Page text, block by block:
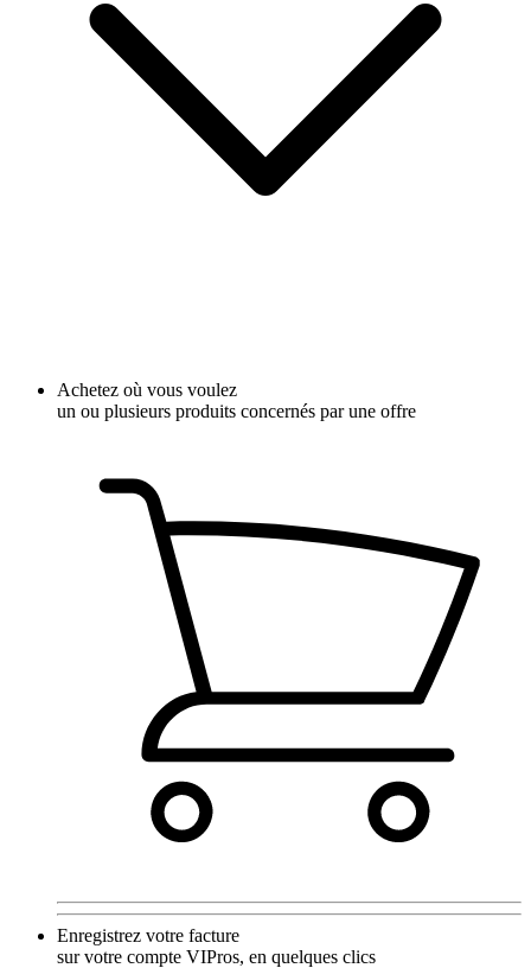
Achetez où vous voulez
un ou plusieurs produits concernés par une offre
Enregistrez votre facture
sur votre compte VIPros, en quelques clics